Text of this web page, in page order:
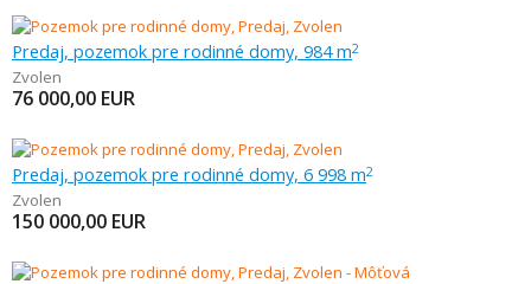
Predaj, pozemok pre rodinné domy, 984 m2
Zvolen
76 000,00 EUR
Predaj, pozemok pre rodinné domy, 6 998 m2
Zvolen
150 000,00 EUR